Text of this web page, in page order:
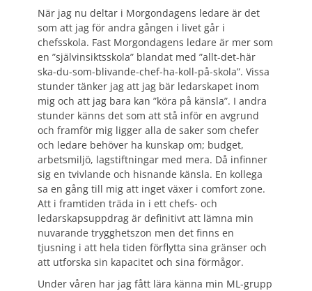
När jag nu deltar i Morgondagens ledare är det
som att jag för andra gången i livet går i
chefsskola. Fast Morgondagens ledare är mer som
en ”självinsiktsskola” blandat med ”allt-det-här
ska-du-som-blivande-chef-ha-koll-på-skola”. Vissa
stunder tänker jag att jag bär ledarskapet inom
mig och att jag bara kan ”köra på känsla”. I andra
stunder känns det som att stå inför en avgrund
och framför mig ligger alla de saker som chefer
och ledare behöver ha kunskap om; budget,
arbetsmiljö, lagstiftningar med mera. Då infinner
sig en tvivlande och hisnande känsla. En kollega
sa en gång till mig att inget växer i comfort zone.
Att i framtiden träda in i ett chefs- och
ledarskapsuppdrag är definitivt att lämna min
nuvarande trygghetszon men det finns en
tjusning i att hela tiden förflytta sina gränser och
att utforska sin kapacitet och sina förmågor.
Under våren har jag fått lära känna min ML-grupp